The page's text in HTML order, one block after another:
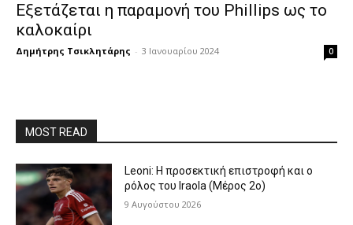
Εξετάζεται η παραμονή του Phillips ως το
καλοκαίρι
Δημήτρης Τσικλητάρης - 3 Ιανουαρίου 2024 0
MOST READ
Leoni: Η προσεκτική επιστροφή και ο
ρόλος του Iraola (Μέρος 2ο)
9 Αυγούστου 2026